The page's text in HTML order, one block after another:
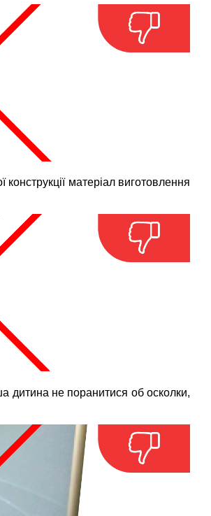
матеріал виготовлення
дитина не поранитися об осколки,